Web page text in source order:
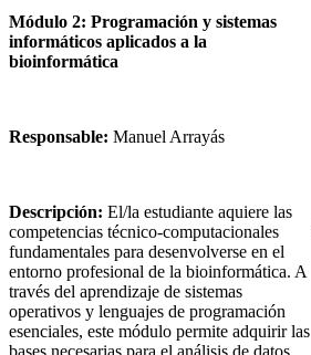
Módulo 2: Programación y sistemas
informáticos aplicados a la
bioinformática
Responsable: Manuel Arrayás
Descripción: El/la estudiante aquiere las
competencias técnico‑computacionales
fundamentales para desenvolverse en el
entorno profesional de la bioinformática. A
través del aprendizaje de sistemas
operativos y lenguajes de programación
esenciales, este módulo permite adquirir las